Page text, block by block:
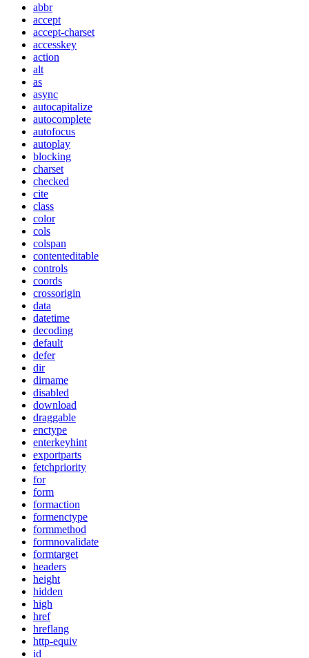
abbr
accept
accept-charset
accesskey
action
alt
as
async
autocapitalize
autocomplete
autofocus
autoplay
blocking
charset
checked
cite
class
color
cols
colspan
contenteditable
controls
coords
crossorigin
data
datetime
decoding
default
defer
dir
dirname
disabled
download
draggable
enctype
enterkeyhint
exportparts
fetchpriority
for
form
formaction
formenctype
formmethod
formnovalidate
formtarget
headers
height
hidden
high
href
hreflang
http-equiv
id